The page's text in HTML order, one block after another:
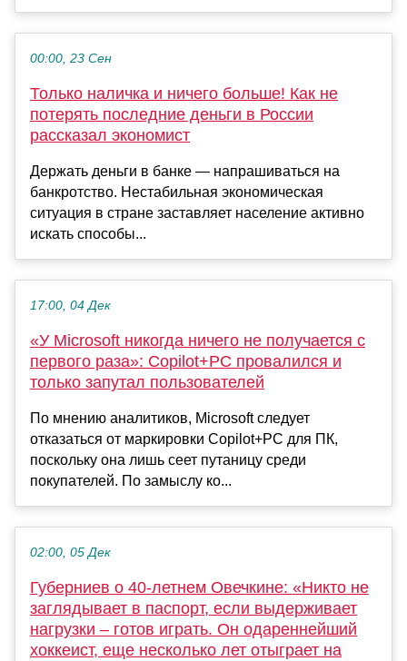
00:00, 23 Сен
Только наличка и ничего больше! Как не
потерять последние деньги в России
рассказал экономист
Держать деньги в банке — напрашиваться на
банкротство. Нестабильная экономическая
ситуация в стране заставляет население активно
искать способы...
17:00, 04 Дек
«У Microsoft никогда ничего не получается с
первого раза»: Copilot+PC провалился и
только запутал пользователей
По мнению аналитиков, Microsoft следует
отказаться от маркировки Copilot+PC для ПК,
поскольку она лишь сеет путаницу среди
покупателей. По замыслу ко...
02:00, 05 Дек
Губерниев о 40-летнем Овечкине: «Никто не
заглядывает в паспорт, если выдерживает
нагрузки – готов играть. Он одареннейший
хоккеист, еще несколько лет отыграет на